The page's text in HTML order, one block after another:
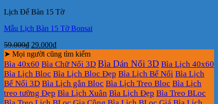
24.000₫.
Lịch Để Bàn 15 Tờ
Mẫu Lịch Bàn 15 Tờ Bonsai
59.000₫ Giá
gốc
là:
59.000₫.
29.000₫Giá
hiện
tại
là:
29.000₫.
➤ Mọi người cũng tìm kiếm
Bìa 40x60 Bìa Chữ Nổi 3D Bìa Dán Nổi 3D Bìa Lịch 40x60
Bìa Lịch Bloc Bìa Lịch Bloc Đẹp Bìa Lịch Bế Nổi Bìa Lịch
Bế Nổi 3D Bìa Lịch gắn Bloc Bìa Lịch Treo Bloc Bìa Lịch
treo tường Đẹp Bìa Lịch Xuân Bìa Lịch Đẹp Bìa Treo BLoc